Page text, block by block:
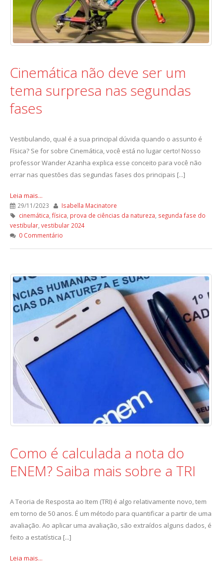
Cinemática não deve ser um
tema surpresa nas segundas
fases
Vestibulando, qual é a sua principal dúvida quando o assunto é
Física? Se for sobre Cinemática, você está no lugar certo! Nosso
professor Wander Azanha explica esse conceito para você não
errar nas questões das segundas fases dos principais [...]
Leia mais...
29/11/2023
Isabella Macinatore
cinemática física prova de ciências da natureza segunda fase do
vestibular vestibular 2024
0 Commentário
Como é calculada a nota do
ENEM? Saiba mais sobre a TRI
A Teoria de Resposta ao Item (TRI) é algo relativamente novo, tem
em torno de 50 anos. É um método para quantificar a partir de uma
avaliação. Ao aplicar uma avaliação, são extraídos alguns dados, é
feito a estatística [...]
Leia mais...